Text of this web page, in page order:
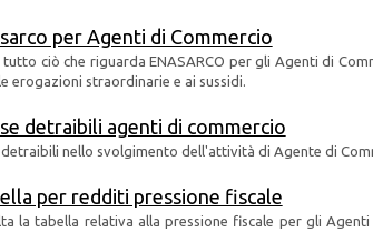
per Agenti di Commercio
tutto ciò che riguarda ENASARCO per gli Agenti di
erogazioni straordinarie e ai sussidi.
detraibili agenti di commercio
detraibili nello svolgimento dell'attività di Agente di
per redditi pressione fiscale
la tabella relativa alla pressione fiscale per gli